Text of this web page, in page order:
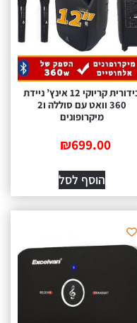
בידורית קריוקי 12 אינץ’ ניידת
360 וואט עם סוללה ו2
מיקרופונים
₪699.00
הוסף לסל